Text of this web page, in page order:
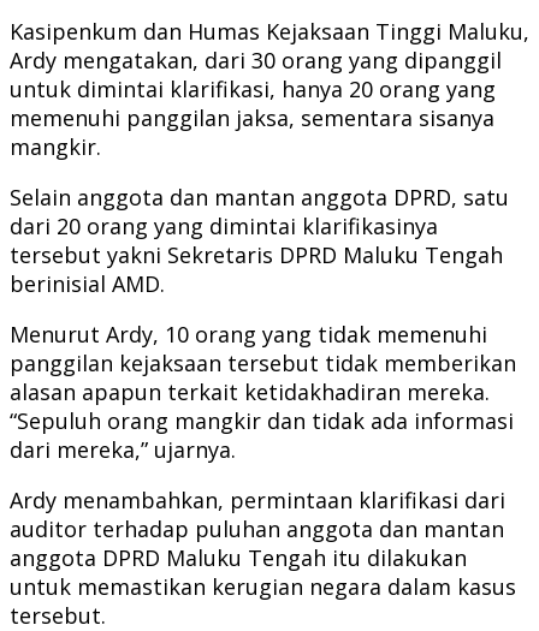
Kasipenkum dan Humas Kejaksaan Tinggi Maluku,
Ardy mengatakan, dari 30 orang yang dipanggil
untuk dimintai klarifikasi, hanya 20 orang yang
memenuhi panggilan jaksa, sementara sisanya
mangkir.
Selain anggota dan mantan anggota DPRD, satu
dari 20 orang yang dimintai klarifikasinya
tersebut yakni Sekretaris DPRD Maluku Tengah
berinisial AMD.
Menurut Ardy, 10 orang yang tidak memenuhi
panggilan kejaksaan tersebut tidak memberikan
alasan apapun terkait ketidakhadiran mereka.
“Sepuluh orang mangkir dan tidak ada informasi
dari mereka,” ujarnya.
Ardy menambahkan, permintaan klarifikasi dari
auditor terhadap puluhan anggota dan mantan
anggota DPRD Maluku Tengah itu dilakukan
untuk memastikan kerugian negara dalam kasus
tersebut.